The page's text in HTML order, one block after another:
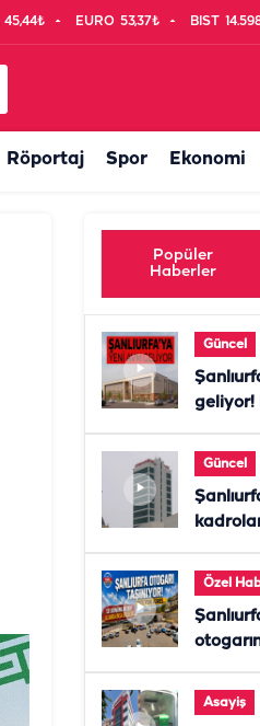
45,44₺ EURO 53,37₺ BIST
Röportaj Spor Ekonomi
Popüler
Haberler
Güncel
geliyor!
Güncel
Özel
Asayiş